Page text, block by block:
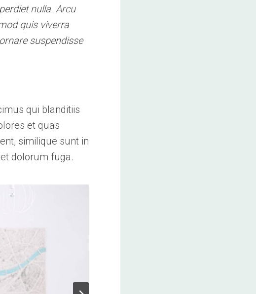
nulla. Arcu
quis viverra
suspendisse
qui blanditiis
et quas
similique sunt in
dolorum fuga.